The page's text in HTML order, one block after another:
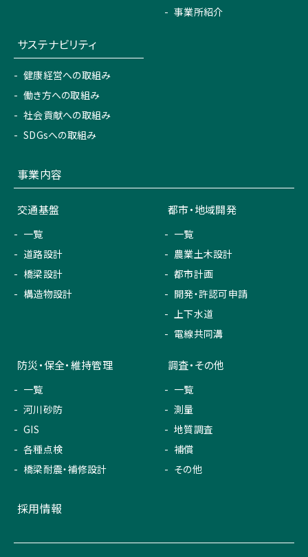
事業所紹介
サステナビリティ
健康経営への取組み
働き方への取組み
社会貢献への取組み
SDGsへの取組み
事業内容
交通基盤
一覧
道路設計
橋梁設計
構造物設計
都市・地域開発
一覧
農業土木設計
都市計画
開発・許認可申請
上下水道
電線共同溝
防災・保全・維持管理
一覧
河川砂防
GIS
各種点検
橋梁耐震・補修設計
調査・その他
一覧
測量
地質調査
補償
その他
採用情報